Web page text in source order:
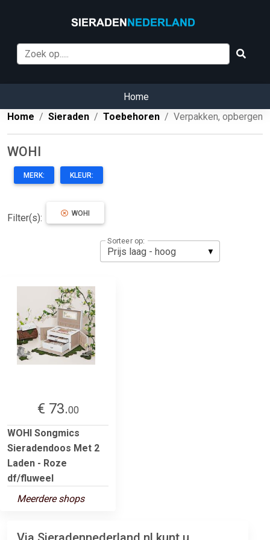
Home
Home
Sieraden Toebehoren Verpakken, opbergen
WOHI
MERK: KLEUR:
Filter(s): WOHI
Sorteer op:
€ 73.00
WOHI Songmics
Sieradendoos Met 2
Laden - Roze
df/fluweel
Meerdere shops